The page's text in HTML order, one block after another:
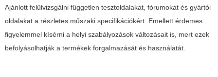
Ajánlott felülvizsgálni független tesztoldalakat, fórumokat és gyártói
oldalakat a részletes műszaki specifikációkért. Emellett érdemes
figyelemmel kísérni a helyi szabályozások változásait is, mert ezek
befolyásolhatják a termékek forgalmazását és használatát.